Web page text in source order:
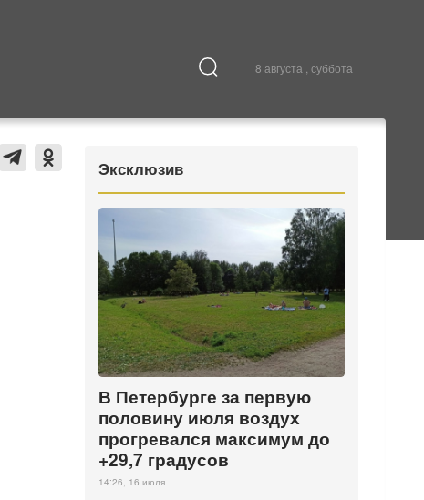
8 августа , суббота
Культура
Эксклюзив
В Петербурге за первую
половину июля воздух
прогревался максимум до
+29,7 градусов
14:26, 16 июля